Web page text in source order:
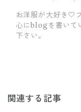
お洋服が大好き🤍
心にblogを書いて
下さい。
関連する記事